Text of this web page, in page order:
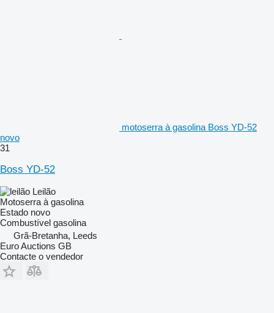
motoserra à gasolina Boss YD-52
novo
31
Boss YD-52
Leilão
Motoserra à gasolina
Estado novo
Combustível gasolina
Grã-Bretanha, Leeds
Euro Auctions GB
Contacte o vendedor